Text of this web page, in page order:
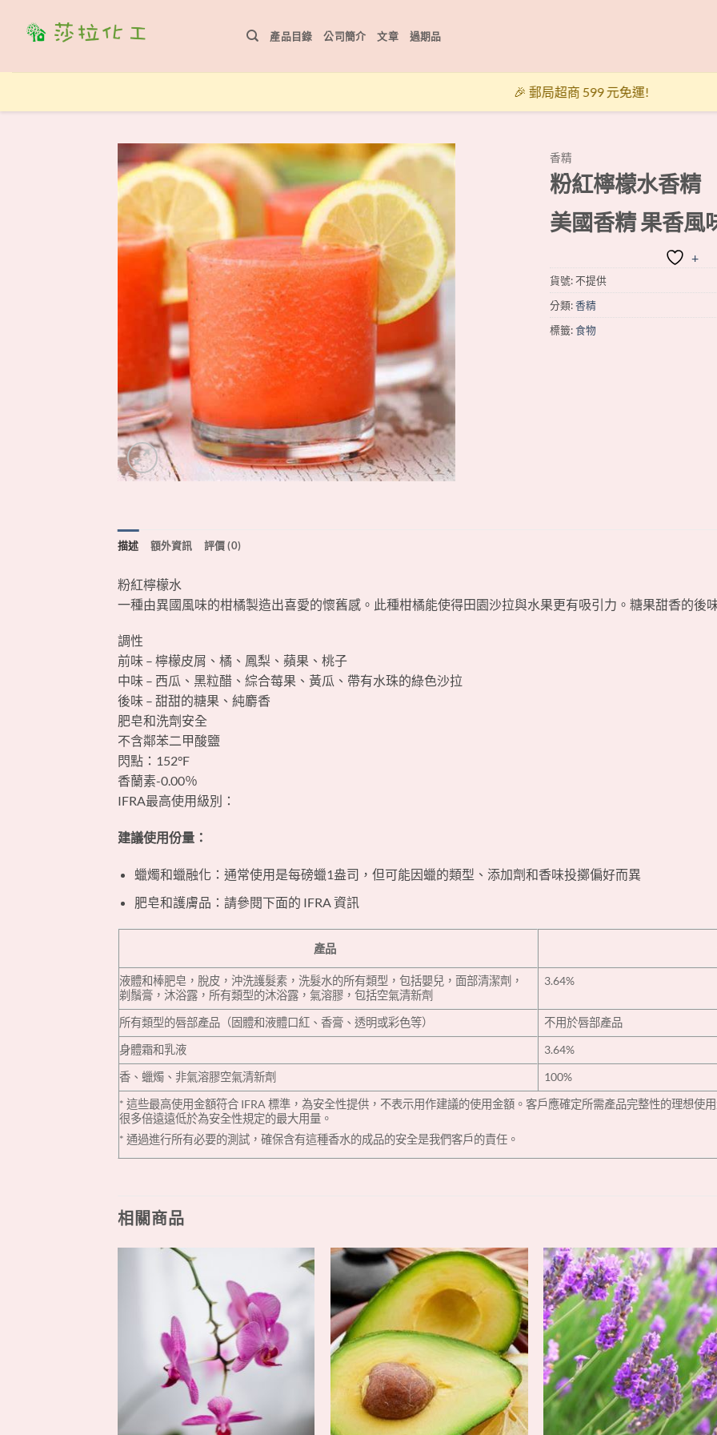
產品目錄 公司簡介 文章 過期品
🎉 郵局超商 599 元免運!
香精
粉紅檸檬水香精
美國香精 果香風
+
貨號:不提供
分類:香精
標籤:食物
描述 額外資訊 評價 (0)
粉紅檸檬水
一種由異國風味的柑橘製造出喜愛的懷舊感。此種柑橘能使得田園沙拉與水果更有吸引力。糖果甜香的後
調性
前味 – 檸檬皮屑、橘、鳳梨、蘋果、桃子
中味 – 西瓜、黑粒醋、綜合莓果、黃瓜、帶有水珠的綠色沙拉
後味 – 甜甜的糖果、純麝香
肥皂和洗劑安全
不含鄰苯二甲酸鹽
閃點：152°F
香蘭素-0.00％
IFRA最高使用級別：
‎建議使用份量：‎
‎蠟燭和蠟融化：通常使用是每磅蠟1盎司，但可能因蠟的類型、添加劑和香味投擲偏好而異‎
‎肥皂和護膚品：請參閱下面的 IFRA 資訊‎
‎產品‎
‎液體和棒肥皂，脫皮，沖洗護髮素，洗髮水的所有類型，包括嬰兒，面部清潔劑，
剃鬚膏，沐浴露，所有類型的沐浴露，氣溶膠，包括空氣清新劑‎
3.64%
‎所有類型的唇部產品（固體和液體口紅、香膏、透明或彩色等）‎
‎不用於唇部產品‎
‎身體霜和乳液‎
3.64%
‎香、蠟燭、非氣溶膠空氣清新劑‎
100%
‎* 這些最高使用金額符合 IFRA 標準，‎‎為安全性提供，‎‎不表示用作建議的使用金額。客戶應確定所需產品完整性的理想使
很多倍遠遠低於為安全性規定的最大用量。‎
‎* 通過進行所有必要的測試，確保含有這種香水的成品的安全是我們客戶的責任。‎
相關商品
+